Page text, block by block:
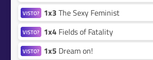
VISTO? 1x3 The Sexy Feminist
VISTO? 1x4 Fields of Fatality
VISTO? 1x5 Dream on!